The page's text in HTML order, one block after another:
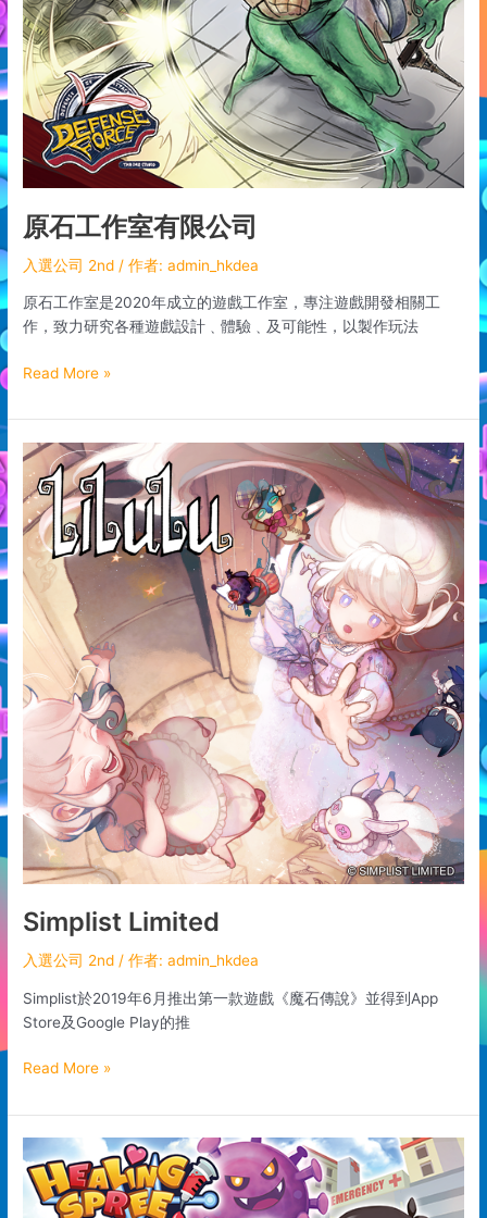
原石工作室有限公司
入選公司 2nd / 作者:admin_hkdea
原石工作室是2020年成立的遊戲工作室，專注遊戲開發相關工
作，致力研究各種遊戲設計﹑體驗﹑及可能性，以製作玩法
有
限
公
司
Read More »
Simplist Limited
入選公司 2nd / 作者:admin_hkdea
Simplist於2019年6月推出第一款遊戲《魔石傳說》並得到App
Store及Google Play的推
Simplist
Limited
Read More »
派
樂